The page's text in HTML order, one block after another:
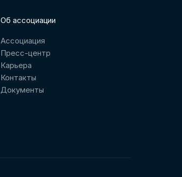
Об ассоциации
Ассоциация
Пресс-центр
Карьера
Контакты
Документы